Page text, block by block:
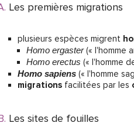
Les premières migrations
plusieurs espèces migrent
Homo ergaster(« l'homme
Homo erectus (« l'homme
Homo sapiens(« l'homme
migrationsfacilitées par les
Les sites de fouilles